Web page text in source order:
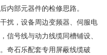
内部元器件的检修思路。
扰，设备周边变频器、伺服电
信号线与动力线缆同槽铺设、
奇石乐配套专用屏蔽线缆破